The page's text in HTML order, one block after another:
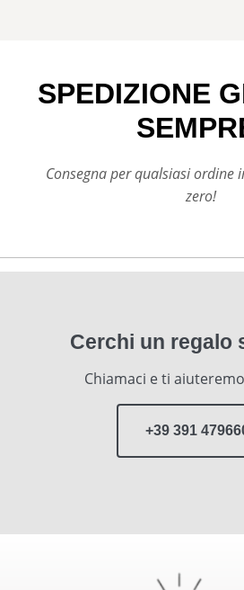
SPEDIZIONE
Consegna per qualsiasi ordine
zero!
Cerchi un regalo
Chiamaci e ti
+39 391